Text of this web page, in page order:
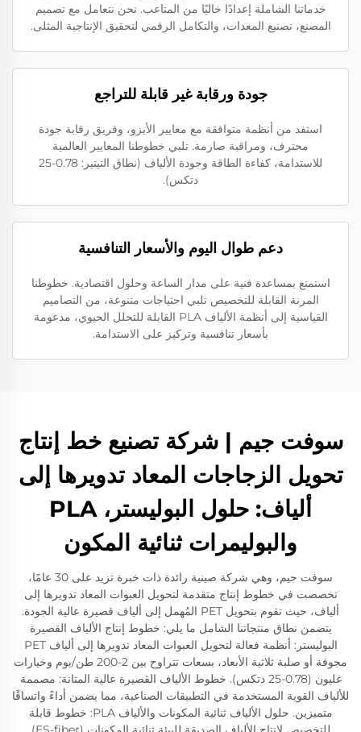
خدماتنا الشاملة إعدادًا خاليًا من المتاعب. نحن نتعامل مع تصميم
المصنع، تصنيع المعدات، والتكامل الرقمي لتحقيق الإنتاجية المثلى.
جودة ورقابة غير قابلة للتراجع
استفد من أنظمة متوافقة مع معايير الأيزو، وفريق رقابة جودة
محترف، ومراقبة صارمة. تلبي خطوطنا المعايير العالمية
للاستدامة، كفاءة الطاقة وجودة الألياف (نطاق التيتير: 0.78-25
دتكس).
دعم طوال اليوم والأسعار التنافسية
استمتع بمساعدة فنية على مدار الساعة وحلول اقتصادية. خطوطنا
المرنة القابلة للتخصيص تلبي احتياجات متنوعة، من التصاميم
القياسية إلى أنظمة الألياف PLA القابلة للتحلل الحيوي، مدعومة
بأسعار تنافسية وتركيز على الاستدامة.
سوفت جيم | شركة تصنيع خط إنتاج
تحويل الزجاجات المعاد تدويرها إلى
ألياف: حلول البوليستر، PLA
والبوليمرات ثنائية المكون
سوفت جيم، وهي شركة صينية رائدة ذات خبرة تزيد على 30 عامًا،
تخصصت في خطوط إنتاج متقدمة لتحويل العبوات المعاد تدويرها إلى
ألياف، حيث تقوم بتحويل PET المُهمل إلى ألياف قصيرة عالية الجودة.
يتضمن نطاق منتجاتنا الشامل ما يلي: خطوط إنتاج الألياف القصيرة
البوليستر: أنظمة فعالة لتحويل العبوات المعاد تدويرها إلى ألياف PET
مجوفة أو صلبة ثلاثية الأبعاد، بسعات تتراوح بين 2-200 طن/يوم وخيارات
غليون (0.78-25 دتكس). خطوط الألياف القصيرة عالية المتانة: مصممة
للألياف القوية المستخدمة في التطبيقات الصناعية، مما يضمن أداءً واتساقًا
متميزين. حلول الألياف ثنائية المكونات والألياف PLA: خطوط قابلة